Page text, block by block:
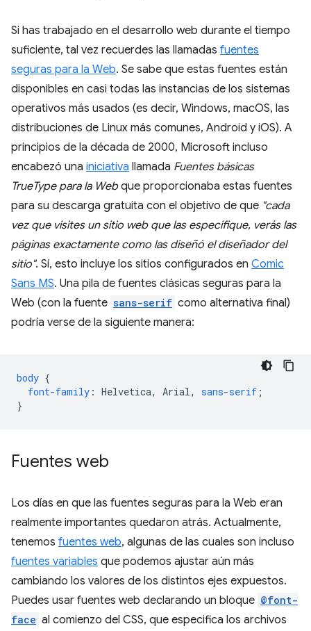
Si has trabajado en el desarrollo web durante el tiempo
suficiente, tal vez recuerdes las llamadas fuentes
seguras para la Web. Se sabe que estas fuentes están
disponibles en casi todas las instancias de los sistemas
operativos más usados (es decir, Windows, macOS, las
distribuciones de Linux más comunes, Android y iOS). A
principios de la década de 2000, Microsoft incluso
encabezó una iniciativa llamada Fuentes básicas
TrueType para la Webque proporcionaba estas fuentes
para su descarga gratuita con el objetivo de que "cada
vez que visites un sitio web que las especifique, verás las
páginas exactamente como las diseñó el diseñador del
sitio". Sí, esto incluye los sitios configurados en Comic
Sans MS. Una pila de fuentes clásicas seguras para la
Web (con la fuente sans-serif como alternativa final)
podría verse de la siguiente manera:
body {
font-family : Helvetica, Arial, sans-serif ;
}
Fuentes web
Los días en que las fuentes seguras para la Web eran
realmente importantes quedaron atrás. Actualmente,
tenemos fuentes web, algunas de las cuales son incluso
fuentes variables que podemos ajustar aún más
cambiando los valores de los distintos ejes expuestos.
Puedes usar fuentes web declarando un bloque @font-
face al comienzo del CSS, que especifica los archivos